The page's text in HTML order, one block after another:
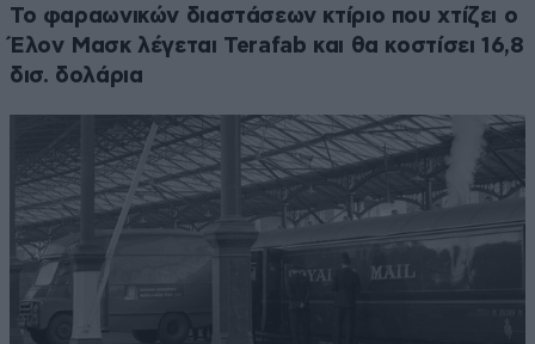
Το φαραωνικών διαστάσεων κτίριο που χτίζει ο
Έλον Μασκ λέγεται Terafab και θα κοστίσει 16,8
δισ. δολάρια